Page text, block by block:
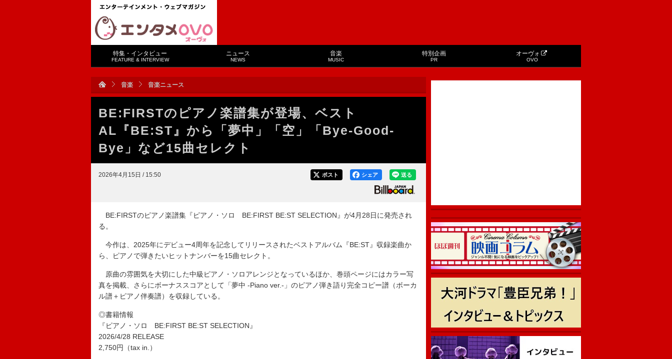
特集・インタビュー
FEATURE & INTERVIEW
ニュース
NEWS
音楽
MUSIC
特別企画
PR
オーヴォ
OVO
音楽 音楽ニュース
BE:FIRSTのピアノ楽譜集が登場、ベスト
AL『BE:ST』から「夢中」「空」「Bye-Good-
Bye」など15曲セレクト
2026年4月15日 / 15:50 送る
シェア
ポスト
BE:FIRSTのピアノ楽譜集『ピアノ・ソロ BE:FIRST BE:ST SELECTION』が4月28日に発売され
る。
今作は、2025年にデビュー4周年を記念してリリースされたベストアルバム『BE:ST』収録楽曲か
ら、ピアノで弾きたいヒットナンバーを15曲セレクト。
原曲の雰囲気を大切にした中級ピアノ・ソロアレンジとなっているほか、巻頭ページにはカラー写
真を掲載、さらにボーナススコアとして「夢中 -Piano ver.-」のピアノ弾き語り完全コピー譜（ボーカ
ル譜＋ピアノ伴奏譜）を収録している。
◎書籍情報
『ピアノ・ソロ BE:FIRST BE:ST SELECTION』
2026/4/28 RELEASE
2,750円（tax in.）